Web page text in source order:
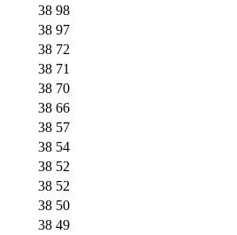
38 98
38 97
38 72
38 71
38 70
38 66
38 57
38 54
38 52
38 52
38 50
38 49